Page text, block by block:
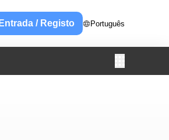
Entrada / Registo Português